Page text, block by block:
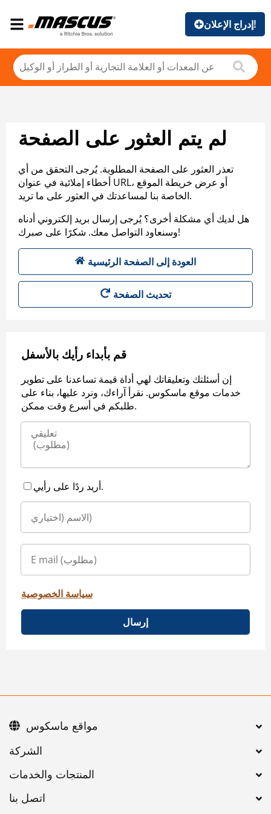
إدراج الإعلان!
لم يتم العثور على الصفحة
تعذر العثور على الصفحة المطلوبة. يُرجى التحقق من أي
أخطاء إملائية في عنوان URL، أو عرض خريطة الموقع
الخاصة بنا لمساعدتك في العثور على ما تريد.
هل لديك أي مشكلة أخرى؟ يُرجى إرسال بريد إلكتروني أدناه
وسنعاود التواصل معك. شكرًا على صبرك!
العودة إلى الصفحة الرئيسية
تحديث الصفحة
قم بأبداء رأيك بالأسفل
إن أسئلتك وتعليقاتك لهي أداة قيمة تساعدنا على تطوير
خدمات موقع ماسكوس. نقرأ آراءك، ونرد عليها، بناء على
طلبكم في أسرع وقت ممكن.
أريد ردًا على رأيي.
سياسة الخصوصية
إرسال
اتصل بنا
مواقع ماسكوس